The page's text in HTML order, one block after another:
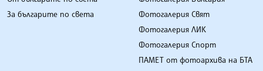
За българите по света
Фотогалерия Свят
Фотогалерия ЛИК
Фотогалерия Спорт
ПАМЕТ от фотоархива на БТА